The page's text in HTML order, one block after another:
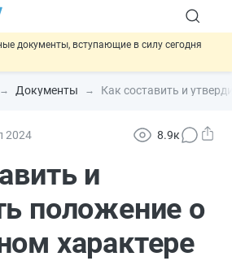
документы, вступающие в силу сегодня
продажи опасных товаров через
ошибок в документах предлагают
Документы Как составить и
2024 8.9к
и
положение о
характере